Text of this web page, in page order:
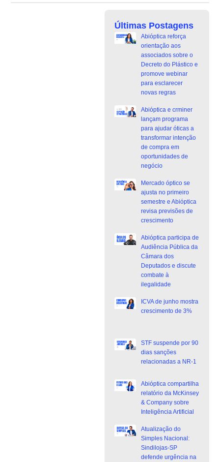
Últimas Postagens
Abióptica reforça
orientação aos
associados sobre o
Decreto do Plástico e
promove webinar
para esclarecer
novas regras
Abióptica e crminer
lançam programa
para ajudar óticas a
transformar intenção
de compra em
oportunidades de
negócio
Mercado óptico se
ajusta no primeiro
semestre e Abióptica
revisa previsões de
crescimento
Abióptica participa de
Audiência Pública da
Câmara dos
Deputados e discute
combate à
ilegalidade
ICVA de junho mostra
crescimento de 3%
STF suspende por 90
dias sanções
relacionadas a NR-1
Abióptica compartilha
relatório da McKinsey
& Company sobre
Inteligência Artificial
Atualização do
Simples Nacional:
Sindilojas-SP
defende urgência na